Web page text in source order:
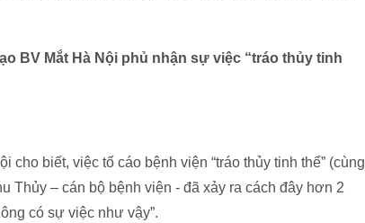
BV Mắt Hà Nội phủ nhận sự việc “tráo thủy tinh
cho biết, việc tố cáo bệnh viện “tráo thủy tinh thể” (cùng
Thủy – cán bộ bệnh viện - đã xảy ra cách đây hơn 2
có sự việc như vậy”.